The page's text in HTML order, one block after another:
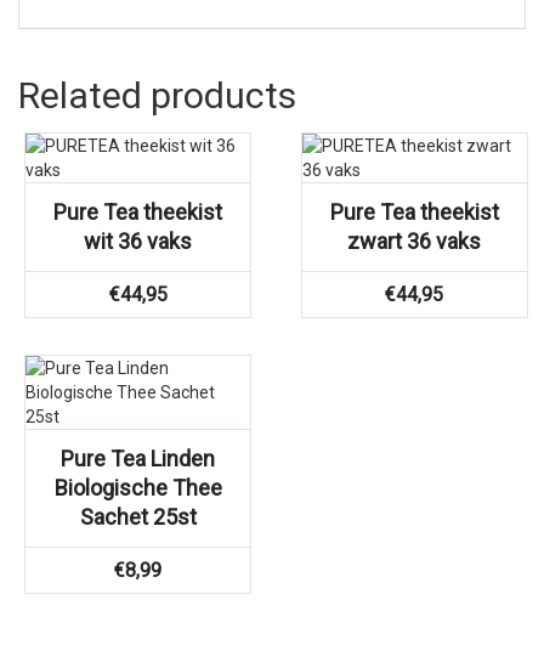
Related products
Pure Tea theekist
wit 36 vaks
€44,95
Pure Tea theekist
zwart 36 vaks
€44,95
Pure Tea Linden
Biologische Thee
Sachet 25st
€8,99